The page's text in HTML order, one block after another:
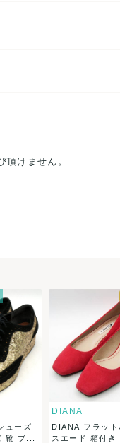
けません。
な方や完璧な商品を求め
りご連絡お願い致します
ューズ
靴 ブ...
DIANA
DIANA フラット
スエード 箱付き